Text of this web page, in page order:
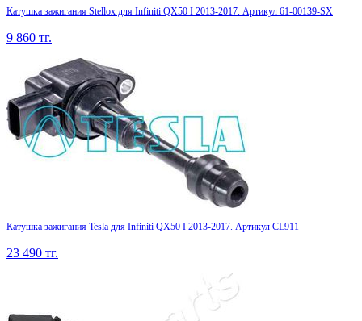
Катушка зажигания Stellox для Infiniti QX50 I 2013-2017. Артикул 61-00139-SX
9 860 тг.
Катушка зажигания Tesla для Infiniti QX50 I 2013-2017. Артикул CL911
23 490 тг.